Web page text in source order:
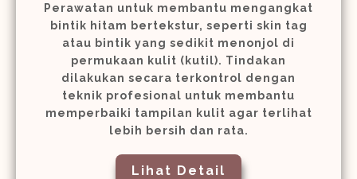
Perawatan untuk membantu mengangkat
bintik hitam bertekstur, seperti skin tag
atau bintik yang sedikit menonjol di
permukaan kulit (kutil). Tindakan
dilakukan secara terkontrol dengan
teknik profesional untuk membantu
memperbaiki tampilan kulit agar terlihat
lebih bersih dan rata.
Lihat Detail